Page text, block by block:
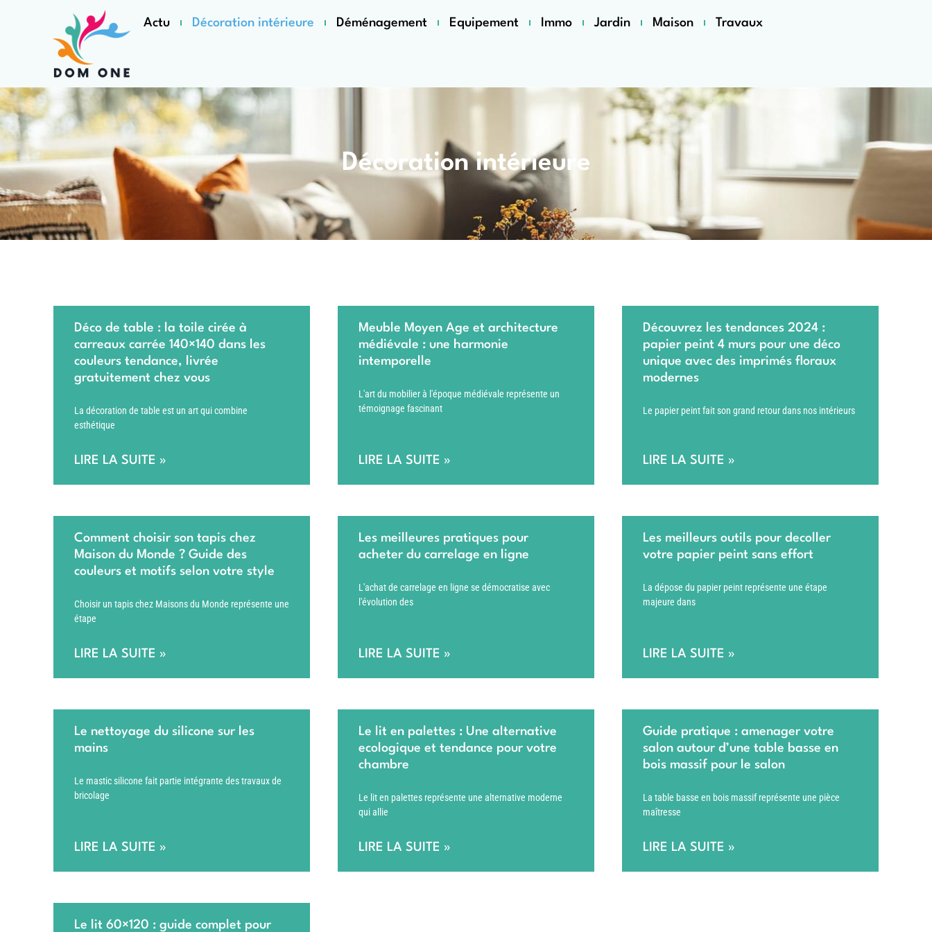
Actu Décoration intérieure Déménagement Equipement Immo Jardin Maison Travaux
Décoration intérieure
Déco de table : la toile cirée à
carreaux carrée 140×140 dans les
couleurs tendance, livrée
gratuitement chez vous
La décoration de table est un art qui combine
esthétique
LIRE LA SUITE »
Meuble Moyen Age et architecture
médiévale : une harmonie
intemporelle
L'art du mobilier à l'époque médiévale représente un
témoignage fascinant
LIRE LA SUITE »
Découvrez les tendances 2024 :
papier peint 4 murs pour une déco
unique avec des imprimés floraux
modernes
Le papier peint fait son grand retour dans nos intérieurs
LIRE LA SUITE »
Comment choisir son tapis chez
Maison du Monde ? Guide des
couleurs et motifs selon votre style
Choisir un tapis chez Maisons du Monde représente une
étape
LIRE LA SUITE »
Les meilleures pratiques pour
acheter du carrelage en ligne
L'achat de carrelage en ligne se démocratise avec
l'évolution des
LIRE LA SUITE »
Les meilleurs outils pour decoller
votre papier peint sans effort
La dépose du papier peint représente une étape
majeure dans
LIRE LA SUITE »
Le nettoyage du silicone sur les
mains
Le mastic silicone fait partie intégrante des travaux de
bricolage
LIRE LA SUITE »
Le lit en palettes : Une alternative
ecologique et tendance pour votre
chambre
Le lit en palettes représente une alternative moderne
qui allie
LIRE LA SUITE »
Guide pratique : amenager votre
salon autour d’une table basse en
bois massif pour le salon
La table basse en bois massif représente une pièce
maîtresse
LIRE LA SUITE »
Le lit 60×120 : guide complet pour